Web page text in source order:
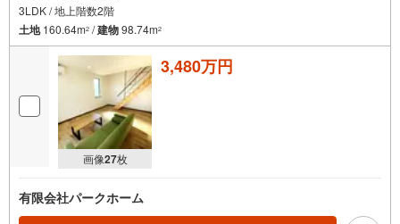
3LDK / 地上階数2階
土地160.64m2 /建物98.74m2
画像27枚
3,480万円
有限会社パークホーム